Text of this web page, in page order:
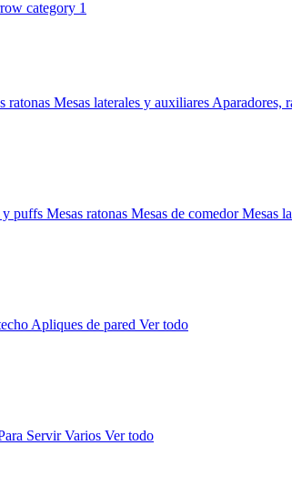
ratonas Mesas laterales y auxiliares Aparadores,
y puffs Mesas ratonas Mesas de comedorMesas
Apliques de pared Ver todo
ServirVarios Ver todo